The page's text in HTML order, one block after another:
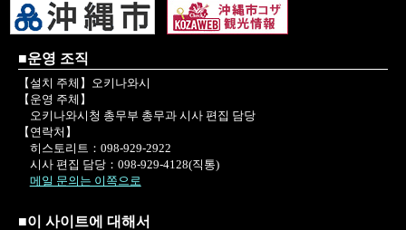
■운영 조직
【설치 주체】오키나와시
【운영 주체】
오키나와시청 총무부 총무과 시사 편집 담당
【연락처】
히스토리트：098-929-2922
시사 편집 담당：098-929-4128(직통)
메일 문의는 이쪽으로
■이 사이트에 대해서